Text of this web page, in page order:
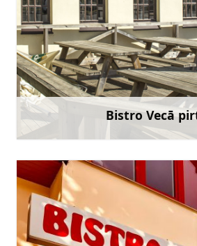
Bistro Vecā
kulinarija.gabriela@gmail.com
+371 29346433
Doties